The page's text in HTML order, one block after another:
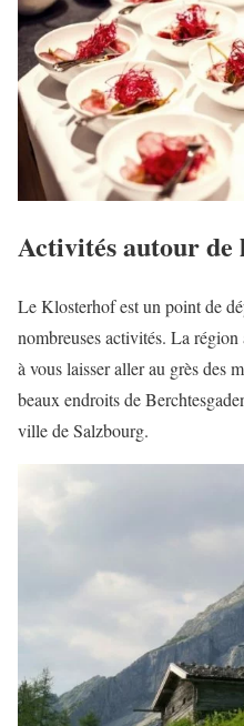
Activités autour de
Le Klosterhof est un point de
nombreuses activités. La
à vous laisser aller au grès des
beaux endroits de
ville de Salzbourg.